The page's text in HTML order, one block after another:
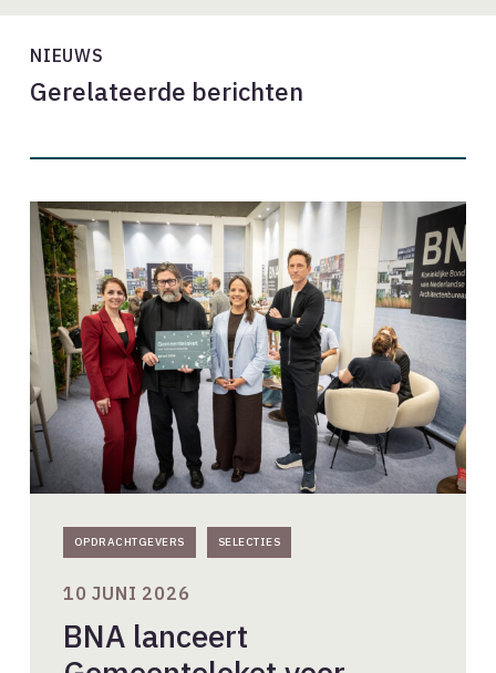
NIEUWS
Gerelateerde berichten
OPDRACHTGEVERS SELECTIES
BNA
lanceert
Gemeenteloket
voor
Architectenselecties
BNA lanceert
10 JUNI 2026